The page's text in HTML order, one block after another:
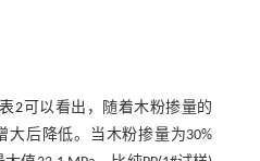
表2 可以看出，随着木粉掺量的
大后降低。当木粉掺量为30%